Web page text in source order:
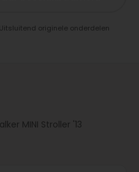
Uitsluitend originele onderdelen
MINI Stroller '13